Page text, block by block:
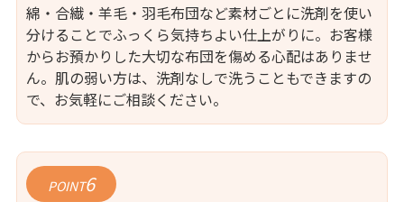
綿・合繊・羊毛・羽毛布団など素材ごとに洗剤を使い
分けることでふっくら気持ちよい仕上がりに。お客様
からお預かりした大切な布団を傷める心配はありませ
ん。肌の弱い方は、洗剤なしで洗うこともできますの
で、お気軽にご相談ください。
POINT6